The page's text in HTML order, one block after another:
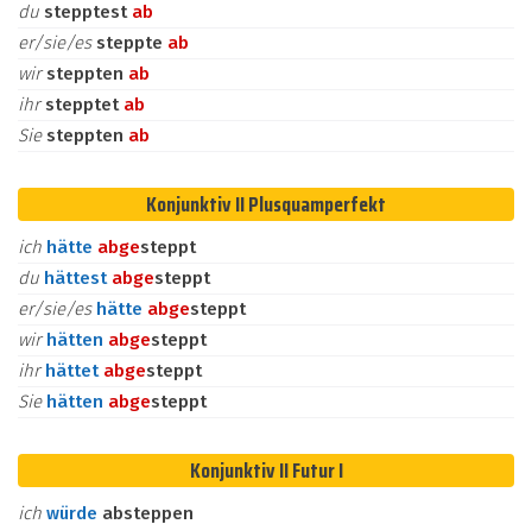
du stepptest ab
er/sie/es steppte ab
wirsteppten ab
ihrstepptet ab
Sie steppten ab
Konjunktiv II Plusquamperfekt
ich hätte abgesteppt
du hättest abgesteppt
er/sie/es hätte abgesteppt
wirhätten abgesteppt
ihrhättet abgesteppt
Sie hätten abgesteppt
Konjunktiv II Futur I
ich würde absteppen